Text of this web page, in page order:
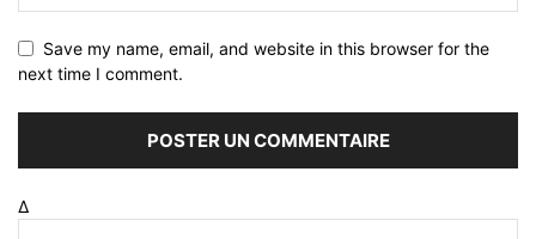
Save my name, email, and website in this browser for the
next time I comment.
Δ